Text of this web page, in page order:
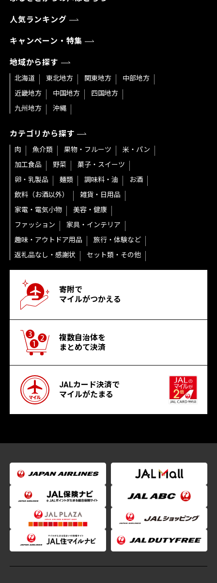
人気ランキング
キャンペーン・特集
地域から探す
北海道 東北地方 関東地方
中部地方
近畿地方
中国地方
四国地方
九州地方
沖縄
カテゴリから探す
肉 魚介類 果物・フルーツ
米・パン
加工食品
野菜
菓子・スイーツ
卵・乳製品
麺類 調味料・油
お酒
飲料（お酒以外）
雑貨・日用品
家電・電気小物
美容・健康
ファッション
家具・インテリア
趣味・アウトドア用品
旅行・体験など
返礼品なし・感謝状
セット類・その他
寄附で
マイルがつかえる
複数自治体を
まとめて決済
JALカード決済で
マイルがたまる